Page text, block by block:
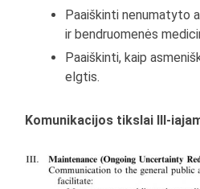
Paaiškinti nenumatyto
ir bendruomenės
Paaiškinti, kaip
elgtis.
Komunikacijos tikslai III-